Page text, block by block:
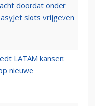
doordat onder
slots vrijgeven
LATAM kansen:
nieuwe